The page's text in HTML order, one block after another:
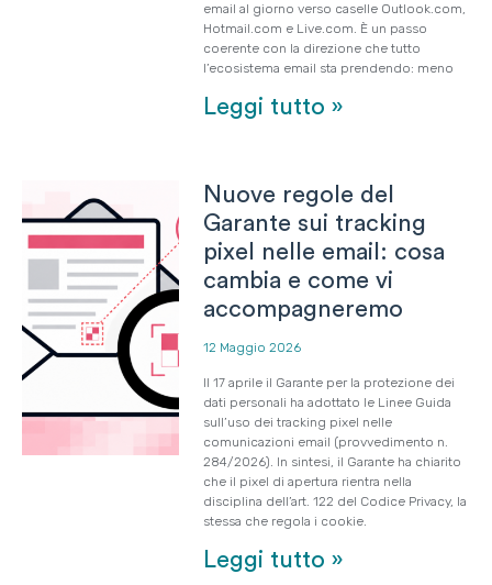
email al giorno verso caselle Outlook.com,
Hotmail.com e Live.com. È un passo
coerente con la direzione che tutto
l’ecosistema email sta prendendo: meno
Leggi tutto »
Nuove regole del
Garante sui tracking
pixel nelle email: cosa
cambia e come vi
accompagneremo
12 Maggio 2026
Il 17 aprile il Garante per la protezione dei
dati personali ha adottato le Linee Guida
sull’uso dei tracking pixel nelle
comunicazioni email (provvedimento n.
284/2026). In sintesi, il Garante ha chiarito
che il pixel di apertura rientra nella
disciplina dell’art. 122 del Codice Privacy, la
stessa che regola i cookie.
Leggi tutto »